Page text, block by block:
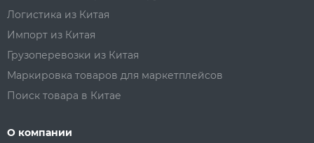
Логистика из Китая
Импорт из Китая
Грузоперевозки из Китая
Маркировка товаров для маркетплейсов
Поиск товара в Китае
О компании